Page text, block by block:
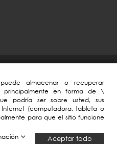
España Digital 2025, ha contado
PYMEs 2021-2025 y el Plan de
almacenar o recuperar
principalmente en forma de \
podría ser sobre usted, sus
(computadora, tableta o
para que el sitio funcione
Aceptar todo